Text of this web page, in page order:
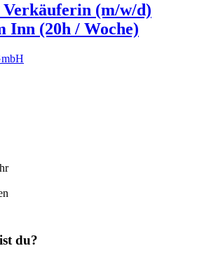
(m/w/d)
Inn (20h / Woche)
du?